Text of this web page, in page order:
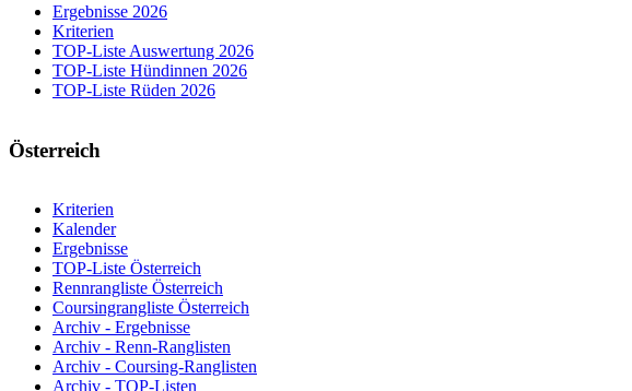
Ergebnisse 2026
Kriterien
TOP-Liste Auswertung 2026
TOP-Liste Hündinnen 2026
TOP-Liste Rüden 2026
Österreich
Kriterien
Kalender
Ergebnisse
TOP-Liste Österreich
Rennrangliste Österreich
Coursingrangliste Österreich
Archiv - Ergebnisse
Archiv - Renn-Ranglisten
Archiv - Coursing-Ranglisten
Archiv - TOP-Listen